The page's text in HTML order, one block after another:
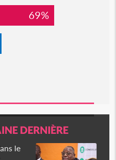
69%
DERNIÈRE
le